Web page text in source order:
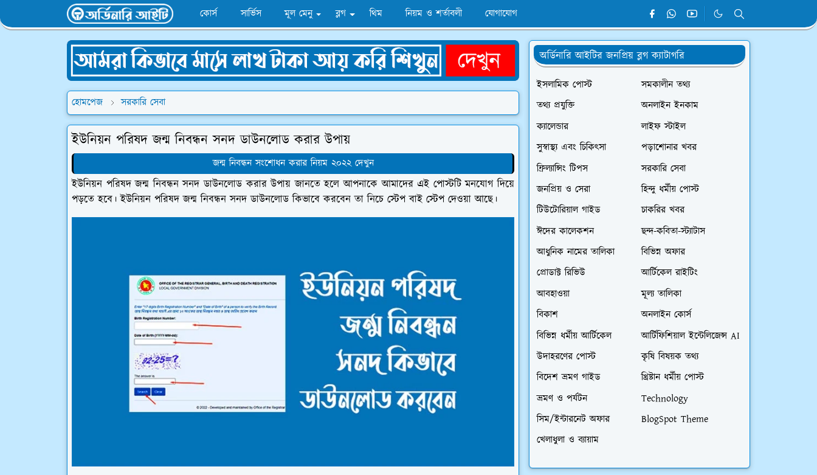
কোর্স সার্ভিস মূল মেনু ব্লগ থিম নিয়ম ও শর্তাবলী যোগাযোগ
হোমপেজ সরকারি সেবা
ইউনিয়ন পরিষদ জন্ম নিবন্ধন সনদ ডাউনলোড করার উপায়
জন্ম নিবন্ধন সংশোধন করার নিয়ম ২০২২ দেখুন
ইউনিয়ন পরিষদ জন্ম নিবন্ধন সনদ ডাউনলোড করার উপায় জানতে হলে আপনাকে আমাদের এই পোস্টটি মনযোগ দিয়ে
পড়তে হবে। ইউনিয়ন পরিষদ জন্ম নিবন্ধন সনদ ডাউনলোড কিভাবে করবেন তা নিচে স্টেপ বাই স্টেপ দেওয়া আছে।
অর্ডিনারি আইটির জনপ্রিয় ব্লগ ক্যাটাগরি
ইসলামিক পোস্ট
সমকালীন তথ্য
তথ্য প্রযুক্তি
অনলাইন ইনকাম
ক্যালেন্ডার
লাইফ স্টাইল
সুস্বাস্থ্য এবং চিকিৎসা
পড়াশোনার খবর
ফ্রিল্যান্সিং টিপস
সরকারি সেবা
জনপ্রিয় ও সেরা
হিন্দু ধর্মীয় পোস্ট
টিউটোরিয়াল গাইড
চাকরির খবর
ঈদের কালেকশন
ছন্দ-কবিতা-স্ট্যাটাস
আধুনিক নামের তালিকা
বিভিন্ন অফার
প্রোডাক্ট রিভিউ
আর্টিকেল রাইটিং
আবহাওয়া
মূল্য তালিকা
বিকাশ
অনলাইন কোর্স
বিভিন্ন ধর্মীয় আর্টিকেল
আর্টিফিশিয়াল ইন্টেলিজেন্স AI
উদাহরণের পোস্ট
কৃষি বিষয়ক তথ্য
বিদেশ ভ্রমণ গাইড
খ্রিষ্টান ধর্মীয় পোস্ট
ভ্রমণ ও পর্যটন
Technology
সিম/ইন্টারনেট অফার
BlogSpot Theme
খেলাধুলা ও ব্যায়াম